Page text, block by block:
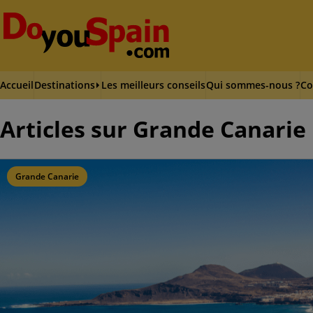
AccueilDestinations Les meilleurs conseilsQui sommes-nous ?
Articles sur Grande Canarie
Grande Canarie